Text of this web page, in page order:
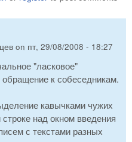
on пт, 29/08/2008 - 18:27
"ласковое"
к собеседникам.
кавычками чужих
над окном введения
с текстами разных